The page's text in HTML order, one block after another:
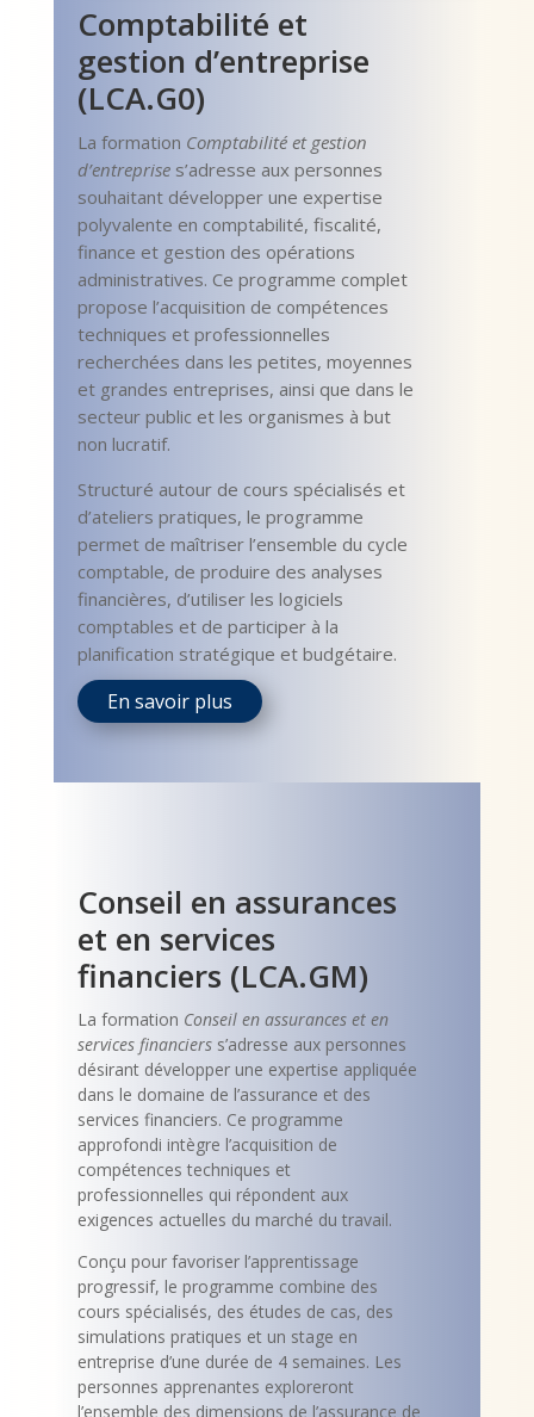
Comptabilité et
gestion d’entreprise
(LCA.G0)
La formation Comptabilité et gestion
d’entreprises’adresse aux personnes
souhaitant développer une expertise
polyvalente en comptabilité, fiscalité,
finance et gestion des opérations
administratives. Ce programme complet
propose l’acquisition de compétences
techniques et professionnelles
recherchées dans les petites, moyennes
et grandes entreprises, ainsi que dans le
secteur public et les organismes à but
non lucratif.
Structuré autour de cours spécialisés et
d’ateliers pratiques, le programme
permet de maîtriser l’ensemble du cycle
comptable, de produire des analyses
financières, d’utiliser les logiciels
comptables et de participer à la
planification stratégique et budgétaire.
En savoir plus
Conseil en assurances
et en services
financiers (LCA.GM)
La formation Conseil en assurances et en
services financierss’adresse aux personnes
désirant développer une expertise appliquée
dans le domaine de l’assurance et des
services financiers. Ce programme
approfondi intègre l’acquisition de
compétences techniques et
professionnelles qui répondent aux
exigences actuelles du marché du travail.
Conçu pour favoriser l’apprentissage
progressif, le programme combine des
cours spécialisés, des études de cas, des
simulations pratiques et un stage en
entreprise d’une durée de 4 semaines. Les
personnes apprenantes exploreront
l’ensemble des dimensions de l’assurance de